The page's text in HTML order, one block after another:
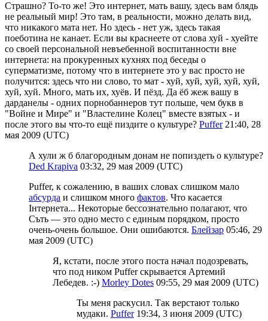
Страшно? То-то же! Это интернет, мать вашу, здесь вам блядь
не реальный мир! Это там, в реальности, можно делать вид,
что никакого мата нет. Но здесь - нет уж, здесь такая
поеботина не канает. Если вы краснеете от слова хуй - хуейте
со своей персональной невъебенной воспитанности вне
интернета: на прокуренных кухнях под беседы о
суперматизме, потому что в интернете это у вас просто не
получится: здесь что ни слово, то мат - хуй, хуй, хуй, хуй, хуй,
хуй, хуй. Много, мать их, хуёв. И пёзд. Да ёб жеж вашу в
дарданелы - одних порнобаннеров тут польше, чем букв в
"Войне и Мире" и "Властелине Колец" вместе взятых - и
после этого вы что-то ещё пиздите о культуре? Puffer21:40, 28
мая 2009 (UTC)
А хули ж б благородным донам не попиздеть о культуре?
Ded Krapiva 03:32, 29 мая 2009 (UTC)
Puffer, к сожалению, в ваших словах слишком мало
абсурда и слишком много фактов. Что касается
Iнтернета... Некоторые бессознательно полагают, что
Съть — это одно место с единым порядком, просто
очень-очень большое. Они ошибаются. Блейзар 05:46, 29
мая 2009 (UTC)
Я, кстати, после этого поста начал подозревать,
что под ником Puffer скрывается Артемий
Лебедев. :-) Morley Dotes 09:55, 29 мая 2009 (UTC)
Ты меня раскусил. Так верстают только
мудаки. Puffer19:34, 3 июня 2009 (UTC)